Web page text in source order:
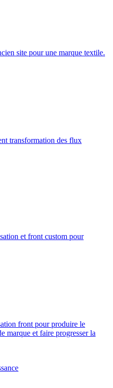
site pour une marque textile.
transformation des flux
et front custom pour
front pour produire le
marque et faire progresser la